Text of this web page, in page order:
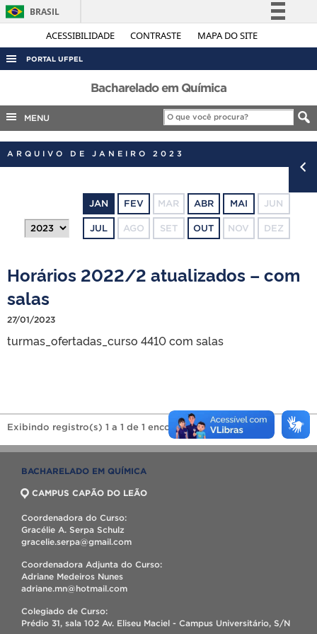
ACESSIBILIDADE CONTRASTE MAPA DO SITE
BRASIL
Simplifique!
Legislação
Canais
PORTAL UFPEL
ACESSO À INFORMAÇÃO
AUDITORIA
COBALTO
CONCURSOS
OUVIDORIA
TELEFONES
Bacharelado em Química
MENU
ARQUIVO DE JANEIRO 2023
JAN FEV MAR ABR MAI JUN
JUL AGO SET OUT NOV DEZ
Horários 2022/2 atualizados – com
salas
27/01/2023
turmas_ofertadas_curso 4410 com salas
Exibindo registro(s) 1 a 1 de 1 encontrado(s).
BACHARELADO EM QUÍMICA
CAMPUS CAPÃO DO LEÃO
Coordenadora do Curso:
Gracélie A. Serpa Schulz
gracelie.serpa@gmail.com
Coordenadora Adjunta do Curso:
Adriane Medeiros Nunes
adriane.mn@hotmail.com
Colegiado de Curso:
Prédio 31, sala 102 Av. Eliseu Maciel - Campus Universitário, S/N